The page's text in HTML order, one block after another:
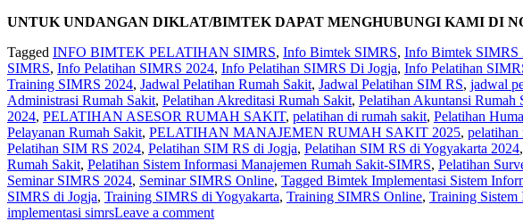
UNTUK UNDANGAN DIKLAT/BIMTEK DAPAT MENGHUBUNGI KAMI DI
Tagged INFO BIMTEK PELATIHAN SIMRS, Info Bimtek SIMRS, Info Bimtek SIMRS
SIMRS, Info Pelatihan SIMRS 2024, Info Pelatihan SIMRS Di Jogja, Info Pelatihan
Training SIMRS 2024, Jadwal Pelatihan Rumah Sakit, Jadwal Pelatihan SIM RS, jadwal
Administrasi Rumah Sakit, Pelatihan Akreditasi Rumah Sakit, Pelatihan Akuntansi Rumah
2024, PELATIHAN ASESOR RUMAH SAKIT, pelatihan di rumah sakit, Pelatihan
Pelayanan Rumah Sakit, PELATIHAN MANAJEMEN RUMAH SAKIT 2025, pelatihan
Pelatihan SIM RS 2024, Pelatihan SIM RS di Jogja, Pelatihan SIM RS di Yogyakarta 2024,
Rumah Sakit, Pelatihan Sistem Informasi Manajemen Rumah Sakit-SIMRS, Pelatihan
Seminar SIMRS 2024, Seminar SIMRS Online, Tagged Bimtek Implementasi Sistem
SIMRS di Jogja, Training SIMRS di Yogyakarta, Training SIMRS Online, Training Sistem
implementasi simrsLeave a comment